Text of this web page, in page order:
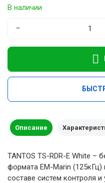
В наличии
−
Описание
TANTOS TS-RDR-E White –
формата EM-Marin
составе систем контроля